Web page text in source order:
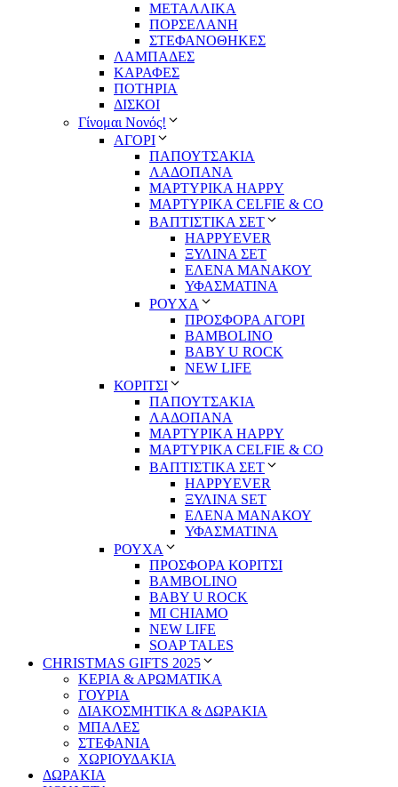
ΜΕΤΑΛΛΙΚΑ
ΠΟΡΣΕΛΑΝΗ
ΣΤΕΦΑΝΟΘΗΚΕΣ
ΛΑΜΠΑΔΕΣ
ΚΑΡΑΦΕΣ
ΠΟΤΗΡΙΑ
ΔΙΣΚΟΙ
Γίνομαι Νονός!
ΑΓΟΡΙ
ΠΑΠΟΥΤΣΑΚΙΑ
ΛΑΔΟΠΑΝΑ
ΜΑΡΤΥΡΙΚΑ HAPPY
ΜΑΡΤΥΡΙΚΑ CELFIE & CO
ΒΑΠΤΙΣΤΙΚΑ ΣΕΤ
HAPPYEVER
ΞΥΛΙΝΑ ΣΕΤ
ΕΛΕΝΑ ΜΑΝΑΚΟΥ
ΥΦΑΣΜΑΤΙΝΑ
ΡΟΥΧΑ
ΠΡΟΣΦΟΡΑ ΑΓΟΡΙ
BAMBOLINO
BABY U ROCK
NEW LIFE
ΚΟΡΙΤΣΙ
ΠΑΠΟΥΤΣΑΚΙΑ
ΛΑΔΟΠΑΝΑ
ΜΑΡΤΥΡΙΚΑ HAPPY
ΜΑΡΤΥΡΙΚΑ CELFIE & CO
ΒΑΠΤΙΣΤΙΚΑ ΣΕΤ
HAPPYEVER
ΞΥΛΙΝΑ SET
ΕΛΕΝΑ ΜΑΝΑΚΟΥ
ΥΦΑΣΜΑΤΙΝΑ
ΡΟΥΧΑ
ΠΡΟΣΦΟΡΑ ΚΟΡΙΤΣΙ
BAMBOLINO
BABY U ROCK
MI CHIAMO
NEW LIFE
SOAP TALES
CHRISTMAS GIFTS 2025
ΚΕΡΙΑ & ΑΡΩΜΑΤΙΚΑ
ΓΟΥΡΙΑ
ΔΙΑΚΟΣΜΗΤΙΚΑ & ΔΩΡΑΚΙΑ
ΜΠΑΛΕΣ
ΣΤΕΦΑΝΙΑ
ΧΩΡΙΟΥΔΑΚΙΑ
ΔΩΡΑΚΙΑ